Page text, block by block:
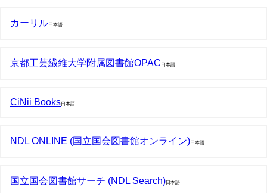
カーリル 日本語
京都工芸繊維大学附属図書館OPAC 日本語
CiNii Books 日本語
NDL ONLINE (国立国会図書館オンライン) 日本語
国立国会図書館サーチ (NDL Search) 日本語